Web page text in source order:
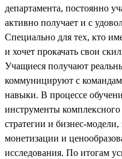
департамента, постоянно
активно получает и с
Специально для тех, кто
и хочет прокачать свои
Учащиеся получают
коммуницируют с
навыки. В процессе
инструменты комплексного
стратегии и бизнес-
монетизации и
исследования. По итогам